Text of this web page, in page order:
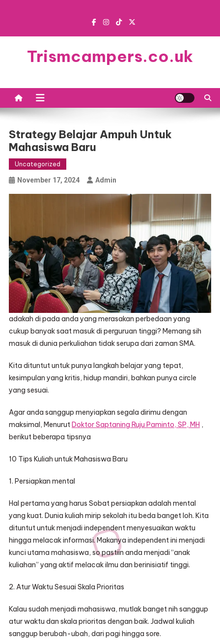
Trismcampers.co.uk
Strategy Belajar Ampuh Untuk
Mahasiswa Baru
Uncategorized
November 17, 2024 Admin
adakah di pada anda yang merasakan perbedaan yang
cukup banyak saat masuk di perguruan tinggi? Memang sih
masuk di dunia perkuliahan tidak serupa dari zaman SMA.
Kita dituntut untuk punya langkah belajar yang tepat,
kesimpulan yang kritis, hidup mandiri, bahkan punya circle
yang sesuai.
Agar anda sanggup menyiapkan segala dirimu dengan
maksimal, MenurutDoktor Saptaning Ruju Paminto, SP, MH ,
berikut beberapa tipsnya
10 Tips Kuliah untuk Mahasiswa Baru
1. Persiapkan mental
Hal pertama yang harus Sobat persiapkan adalah mental
yang kuat. Dunia kuliah mirip sekolah itu beda banget loh. Kita
dituntut untuk menjadi independent menyesuaikan waktu
hingga melacak informasi. Makanya independent ini menjadi
kunci utama mahasiswa, so pastiin anda menjadi “anak
kuliahan” yang aktif melacak ilmu dan berinisiatif tinggi.
2. Atur Waktu Sesuai Skala Prioritas
Kalau sudah menjadi mahasiswa, mutlak banget nih sanggup
atur waktu dan skala prioritas dengan baik. Jadwal kuliah
sanggup berubah-ubah, dari pagi hingga sore.